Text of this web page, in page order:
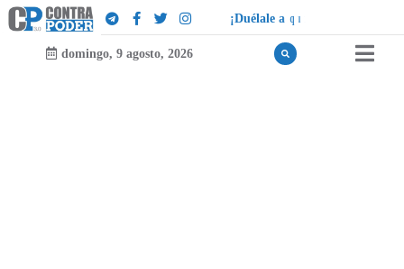
¡Duélale a q u
domingo, 9 agosto, 2026